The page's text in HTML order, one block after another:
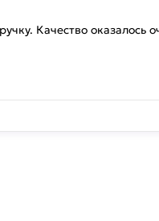
Качество оказалось